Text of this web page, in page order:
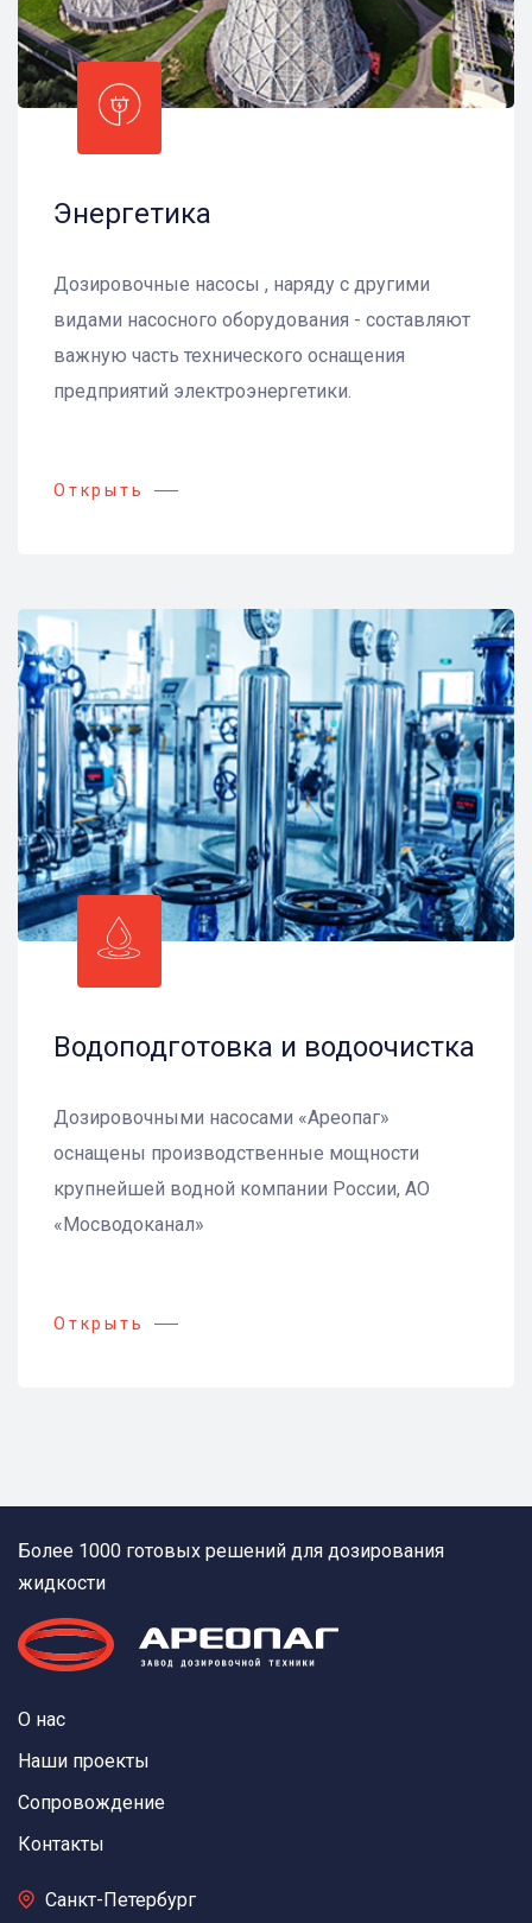
Энергетика
Дозировочные насосы , наряду с другими
видами насосного оборудования - составляют
важную часть технического оснащения
предприятий электроэнергетики.
Открыть
Водоподготовка и водоочистка
Дозировочными насосами «Ареопаг»
оснащены производственные мощности
крупнейшей водной компании России, АО
«Мосводоканал»
Открыть
Более 1000 готовых решений для дозирования
жидкости
О нас
Наши проекты
Сопровождение
Контакты
Санкт-Петербург